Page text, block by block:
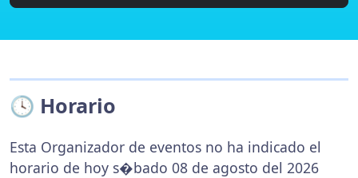
🕓 Horario
Esta Organizador de eventos no ha indicado el
horario de hoy s�bado 08 de agosto del 2026